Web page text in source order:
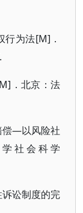
行为法[M]．
．北京：法
偿—以风险社
社会科学
讼制度的完